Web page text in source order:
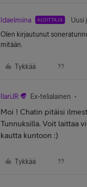
Idaelmiina ALOITTAJA Uusi
Olen kirjautunut
mitään.
Tykkää
IlariJR Ex-telialainen
Moi ! Chatin pitäisi
Tunnuksilla. Voit laittaa
kautta kuntoon :)
Tykkää